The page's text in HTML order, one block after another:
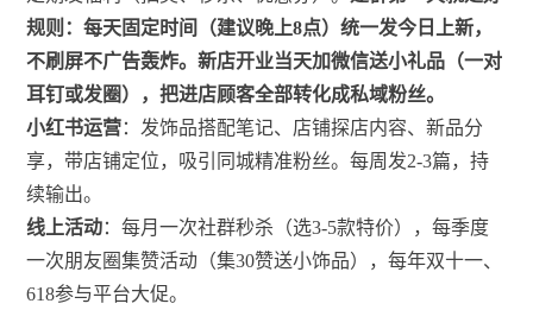
规则：每天固定时间（建议晚上8点）统一发今日上新，
不刷屏不广告轰炸。新店开业当天加微信送小礼品（一对
耳钉或发圈），把进店顾客全部转化成私域粉丝。
小红书运营：发饰品搭配笔记、店铺探店内容、新品分
享，带店铺定位，吸引同城精准粉丝。每周发2-3篇，持
续输出。
线上活动：每月一次社群秒杀（选3-5款特价），每季度
一次朋友圈集赞活动（集30赞送小饰品），每年双十一、
618参与平台大促。